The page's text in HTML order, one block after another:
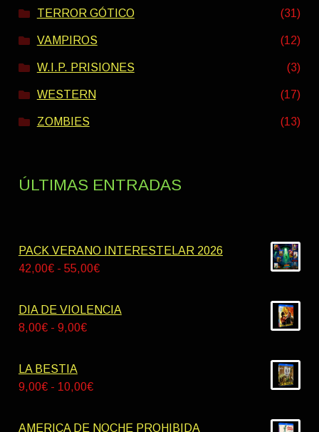
TERROR GÓTICO (31)
VAMPIROS (12)
W.I.P. PRISIONES (3)
WESTERN (17)
ZOMBIES (13)
ÚLTIMAS ENTRADAS
PACK VERANO INTERESTELAR 2026
42,00€ - 55,00€Rango
precios:
DIA DE VIOLENCIA
8,00€ - 9,00€Rango
desde
LA BESTIA
9,00€ - 10,00€Rango
precios:
AMERICA DE NOCHE PROHIBIDA